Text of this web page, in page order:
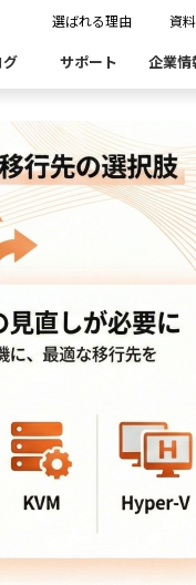
選ばれる理由 資
自社開発製品群
移行時SQL
テストソフトウェア
ア
テスト自動化・効
よくある課題
ィザスタリカバリ デ
タベース監査 デー
できます。
卸売・小売業
運輸・物流業
db tech showcase
グ
CEOブログ
サポート 企業情
沿革